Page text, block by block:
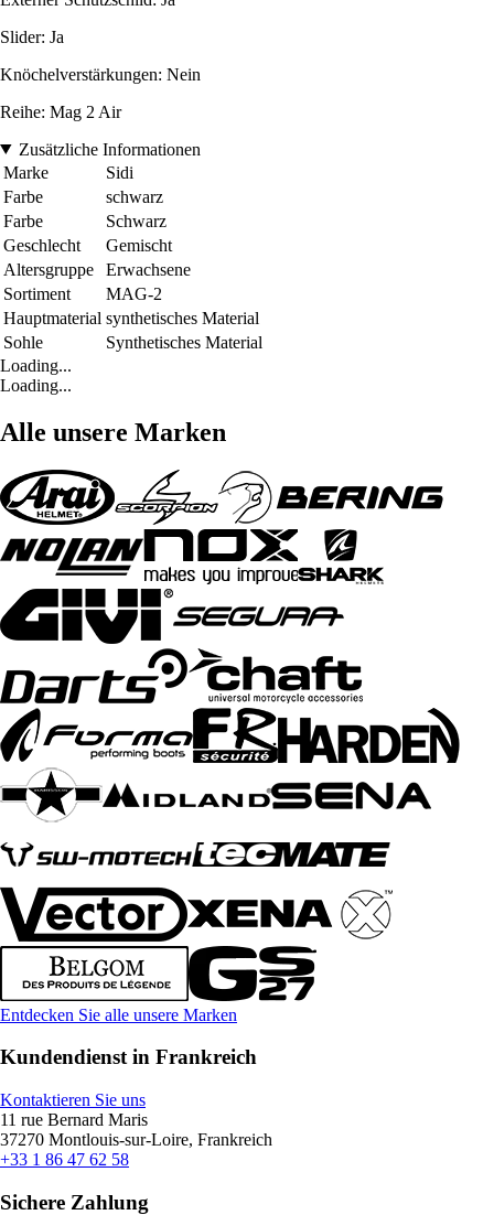
Slider: Ja
Knöchelverstärkungen: Nein
Reihe: Mag 2 Air
Zusätzliche Informationen
Marke
Sidi
Farbe
schwarz
Farbe
Schwarz
Geschlecht
Gemischt
Altersgruppe
Erwachsene
Sortiment
MAG-2
Hauptmaterial synthetisches Material
Sohle
Synthetisches Material
Loading...
Loading...
Alle unsere Marken
Entdecken Sie alle unsere Marken
Kundendienst in Frankreich
Kontaktieren Sie uns
11 rue Bernard Maris
37270 Montlouis-sur-Loire, Frankreich
+33 1 86 47 62 58
Sichere Zahlung